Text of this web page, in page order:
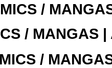
/
/ MANGAS |
/